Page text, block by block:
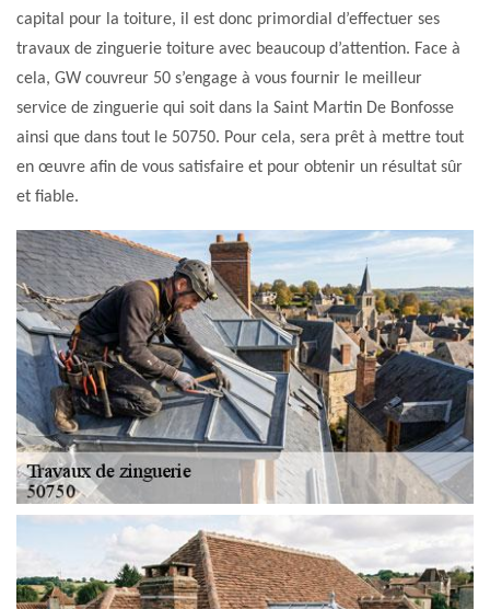
capital pour la toiture, il est donc primordial d’effectuer ses
travaux de zinguerie toiture avec beaucoup d’attention. Face à
cela, GW couvreur 50 s’engage à vous fournir le meilleur
service de zinguerie qui soit dans la Saint Martin De Bonfosse
ainsi que dans tout le 50750. Pour cela, sera prêt à mettre tout
en œuvre afin de vous satisfaire et pour obtenir un résultat sûr
et fiable.